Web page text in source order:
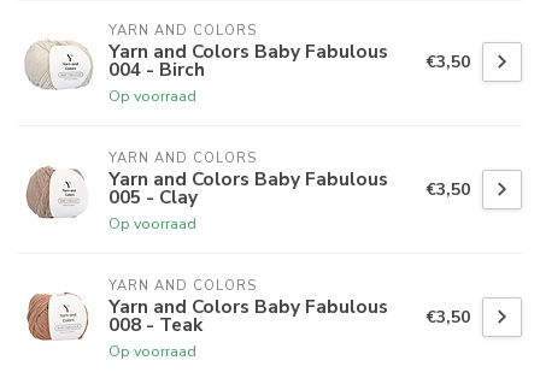
YARN AND COLORS
Yarn and Colors Baby Fabulous
004 - Birch
Op voorraad
€3,50
YARN AND COLORS
Yarn and Colors Baby Fabulous
005 - Clay
Op voorraad
€3,50
YARN AND COLORS
Yarn and Colors Baby Fabulous
008 - Teak
Op voorraad
€3,50